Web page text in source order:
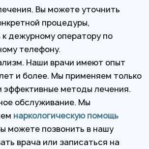
Вы можете уточнить
процедуры,
дежурному оператору по
телефону.
Наши врачи имеют опыт
и более. Мы применяем только
эффективные методы лечения.
обслуживание. Мы
наркологическую помощь
можете позвонить в нашу
врача или записаться на